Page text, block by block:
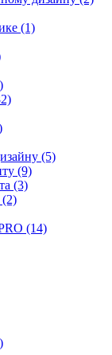
(1)
(5)
(9)
(3)
(14)